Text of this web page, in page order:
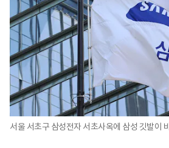
서울 서초구 삼성전자 서초사옥에 삼성 깃발이